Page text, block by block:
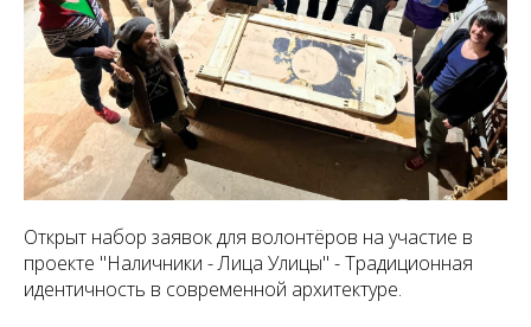
Открыт набор заявок для волонтёров на участие в
проекте "Наличники - Лица Улицы" - Традиционная
идентичность в современной архитектуре.